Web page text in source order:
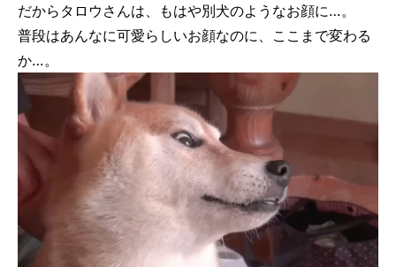
だからタロウさんは、もはや別犬のようなお顔に…。
普段はあんなに可愛らしいお顔なのに、ここまで変わる
か…。